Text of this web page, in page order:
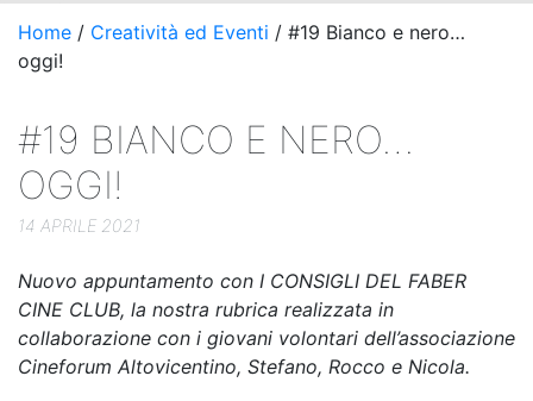
Home / Creatività ed Eventi / #19 Bianco e nero…
oggi!
#19 BIANCO E NERO…
OGGI!
14 APRILE 2021
Nuovo appuntamento con I CONSIGLI DEL FABER
CINE CLUB, la nostra rubrica realizzata in
collaborazione con i giovani volontari dell’associazione
Cineforum Altovicentino, Stefano, Rocco e Nicola.